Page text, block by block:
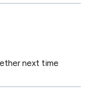
next time